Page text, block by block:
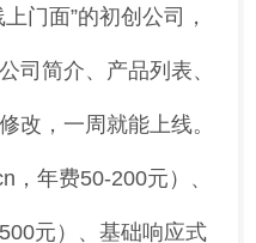
门面”的初创公司，
司简介、产品列表、
改，一周就能上线。
，年费50-200元）、
元）、基础响应式